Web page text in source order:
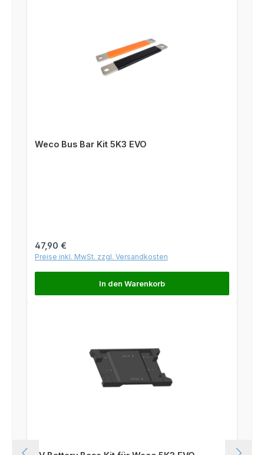
Weco Bus Bar Kit 5K3 EVO
Regulärer Preis:
47,90 €
Preise inkl. MwSt. zzgl. Versandkosten
In den Warenkorb